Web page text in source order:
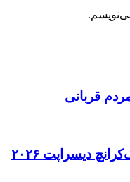
قربانی